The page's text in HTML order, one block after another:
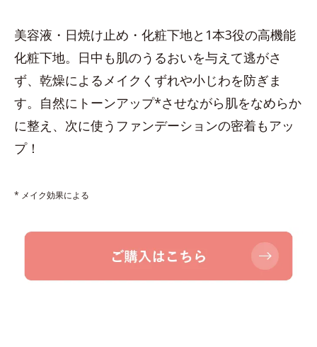
美容液・日焼け止め・化粧下地と1本3役の高機能
化粧下地。日中も肌のうるおいを与えて逃がさ
ず、乾燥によるメイクくずれや小じわを防ぎま
す。自然にトーンアップ*させながら肌をなめらか
に整え、次に使うファンデーションの密着もアッ
プ！
* メイク効果による